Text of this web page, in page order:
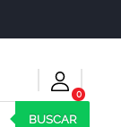
0
BUSCAR